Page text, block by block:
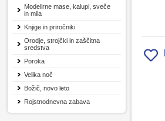
Modelirne mase, kalupi, sveče
in mila
Knjige in priročniki
Orodje, strojčki in zaščitna
sredstva
Poroka
Velika noč
Božič, novo leto
Rojstnodnevna zabava